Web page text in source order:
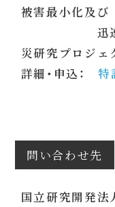
被害最小化及び
迅速な復
災研究プロジェ
詳細・申込： 特
問い合わせ先
国立研究開発法